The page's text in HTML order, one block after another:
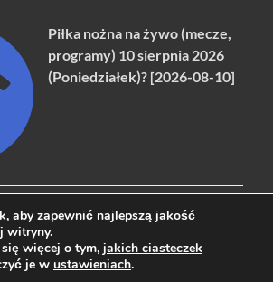
Piłka nożna na żywo (mecze,
programy) 10 sierpnia 2026
(Poniedziałek)? [2026-08-10]
- Telewizja cyfrowa, Radio,
aby zapewnić najlepszą jakość
witryny.
więcej o tym, jakich ciasteczek
je w ustawieniach.